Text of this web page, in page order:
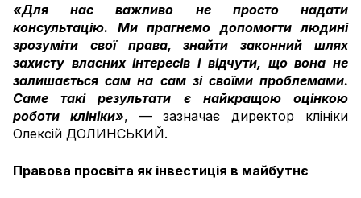
«Для нас важливо не просто надати
консультацію. Ми прагнемо допомогти людині
зрозуміти свої права, знайти законний шлях
захисту власних інтересів і відчути, що вона не
залишається сам на сам зі своїми проблемами.
Саме такі результати є найкращою оцінкою
роботи клініки», — зазначає директор клініки
Олексій ДОЛИНСЬКИЙ.
Правова просвіта як інвестиція в майбутнє